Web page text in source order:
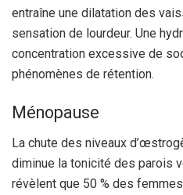
entraîne une dilatation des
sensation de lourdeur. Une
concentration excessive de
phénomènes de rétention.
Ménopause
La chute des niveaux
diminue la tonicité des parois
révèlent que 50 % des